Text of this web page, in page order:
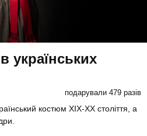
українських
подарували 479 разів
костюм XIX-XX століття, а